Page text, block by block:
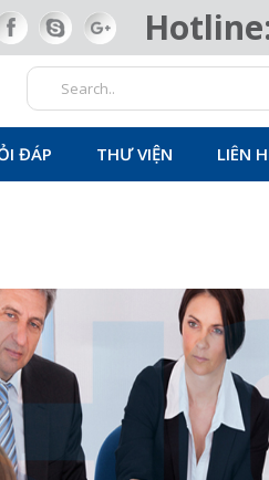
ĐÁP THƯ VIỆN LIÊN